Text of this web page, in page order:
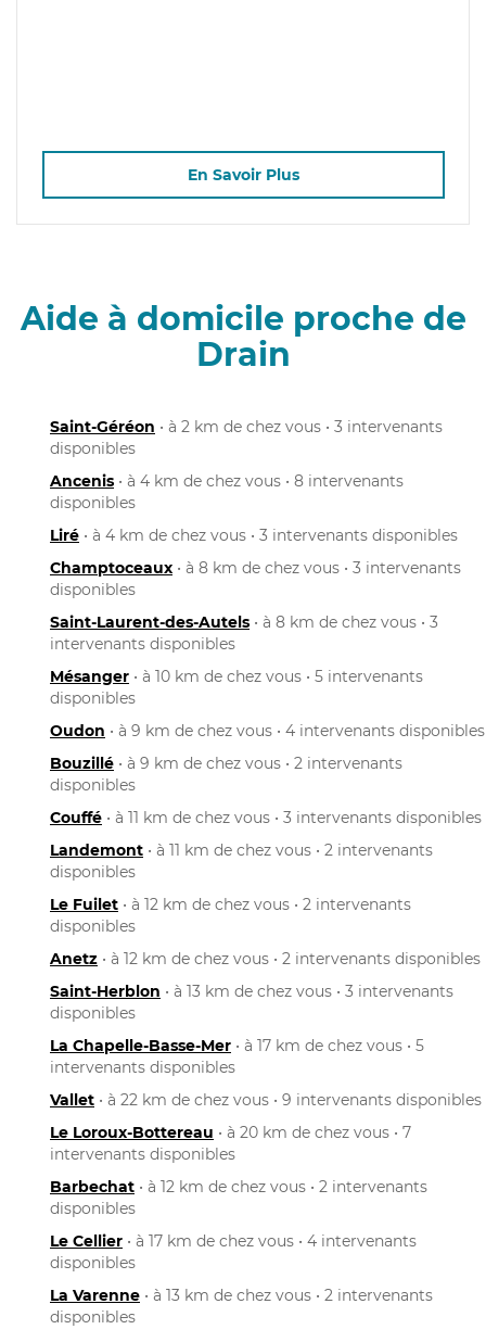
En Savoir Plus
Aide à domicile proche de
Drain
Saint-Géréon • à 2 km de chez vous • 3 intervenants
disponibles
Ancenis • à 4 km de chez vous • 8 intervenants
disponibles
Liré • à 4 km de chez vous • 3 intervenants disponibles
Champtoceaux • à 8 km de chez vous • 3 intervenants
disponibles
Saint-Laurent-des-Autels • à 8 km de chez vous • 3
intervenants disponibles
Mésanger • à 10 km de chez vous • 5 intervenants
disponibles
Oudon • à 9 km de chez vous • 4 intervenants disponibles
Bouzillé • à 9 km de chez vous • 2 intervenants
disponibles
Couffé • à 11 km de chez vous • 3 intervenants disponibles
Landemont • à 11 km de chez vous • 2 intervenants
disponibles
Le Fuilet • à 12 km de chez vous • 2 intervenants
disponibles
Anetz • à 12 km de chez vous • 2 intervenants disponibles
Saint-Herblon • à 13 km de chez vous • 3 intervenants
disponibles
La Chapelle-Basse-Mer • à 17 km de chez vous • 5
intervenants disponibles
Vallet • à 22 km de chez vous • 9 intervenants disponibles
Le Loroux-Bottereau • à 20 km de chez vous • 7
intervenants disponibles
Barbechat • à 12 km de chez vous • 2 intervenants
disponibles
Le Cellier • à 17 km de chez vous • 4 intervenants
disponibles
La Varenne • à 13 km de chez vous • 2 intervenants
disponibles